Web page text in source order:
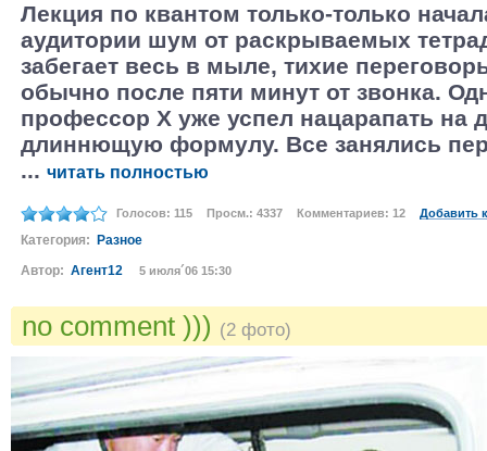
Лекция по квантом только-только
аудитории шум от раскрываемых
забегает весь в мыле, тихие
обычно после пяти минут от звонка.
профессор Х уже успел нацарапать на
длиннющую формулу. Все занялись
... читать полностью
Голосов: 115 Просм.: 4337 Комментариев: 12 Добавить
Категория:
Разное
Автор: Агент12 5 июля´06 15:30
no comment ))) (2 фото)